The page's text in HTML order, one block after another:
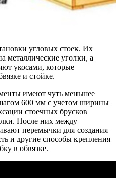
угловых стоек. Их
металлические уголки, а
укосами, которые
и стойке.
имеют чуть меньшее
600 мм с учетом ширины
стоечных брусков
После них между
перемычки для создания
и другие способы крепления
в обвязке.